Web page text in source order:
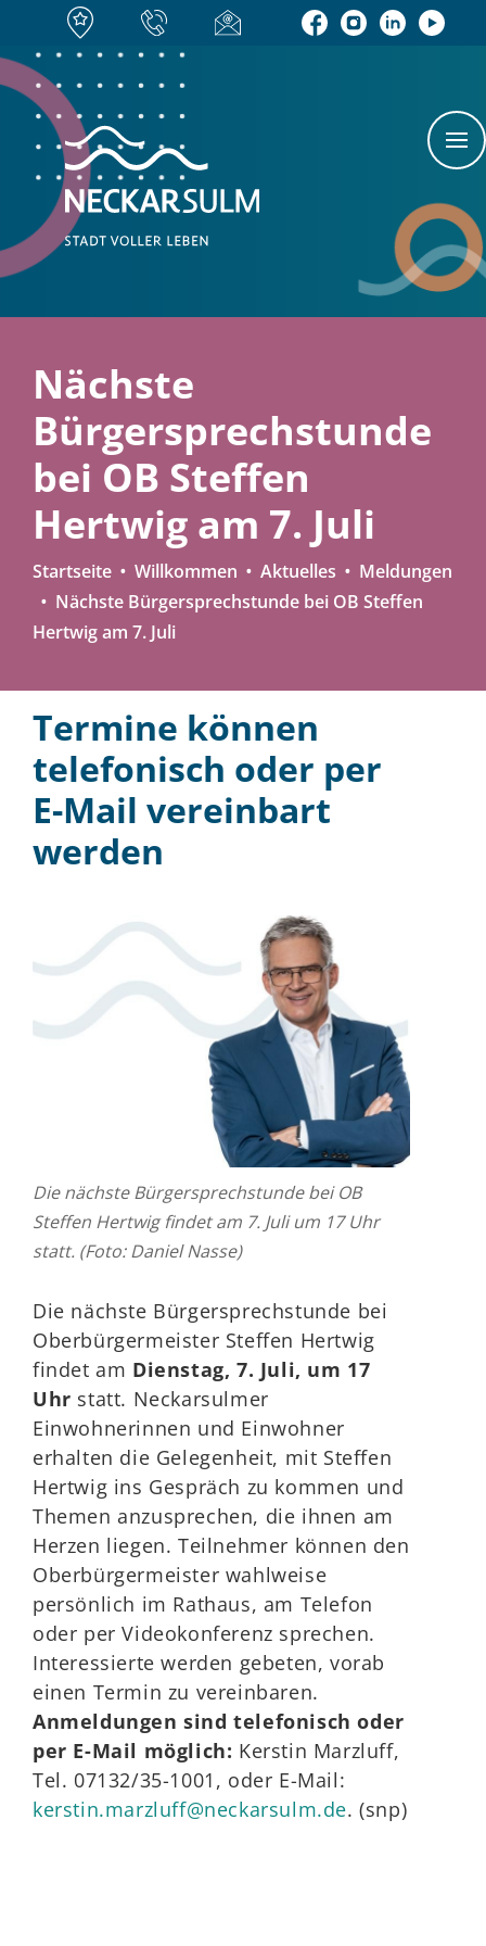
Nächste
Bürgersprechstunde
bei OB Steffen
Hertwig am 7. Juli
Startseite Willkommen Aktuelles
Meldungen
Nächste Bürgersprechstunde bei OB Steffen
Hertwig am 7. Juli
Termine können
telefonisch oder per
E-Mail vereinbart
werden
Die nächste Bürgersprechstunde bei OB
Steffen Hertwig findet am 7. Juli um 17 Uhr
statt. (Foto: Daniel Nasse)
Die nächste Bürgersprechstunde bei
Oberbürgermeister Steffen Hertwig
findet am Dienstag, 7. Juli, um 17
Uhr statt. Neckarsulmer
Einwohnerinnen und Einwohner
erhalten die Gelegenheit, mit Steffen
Hertwig ins Gespräch zu kommen und
Themen anzusprechen, die ihnen am
Herzen liegen. Teilnehmer können den
Oberbürgermeister wahlweise
persönlich im Rathaus, am Telefon
oder per Videokonferenz sprechen.
Interessierte werden gebeten, vorab
einen Termin zu vereinbaren.
Anmeldungen sind telefonisch oder
per E-Mail möglich: Kerstin Marzluff,
Tel. 07132/35-1001, oder E-Mail:
kerstin.marzluff@neckarsulm.de. (snp)